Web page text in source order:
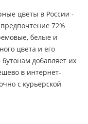
цветы в России -
72%
белые и
цвета и его
добавляет их
в интернет-
с курьерской